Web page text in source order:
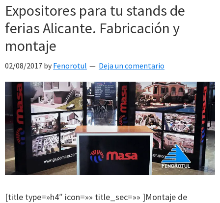
Expositores para tu stands de
ferias Alicante. Fabricación y
montaje
02/08/2017 by Fenorotul Deja un comentario
[title type=»h4″ icon=»» title_sec=»» ]Montaje de